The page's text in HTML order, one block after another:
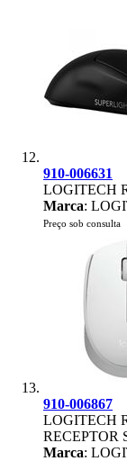
910-006631
LOGITECH
Marca:
Preço sob consulta
910-006867
LOGITECH
RECEPTOR
Marca: